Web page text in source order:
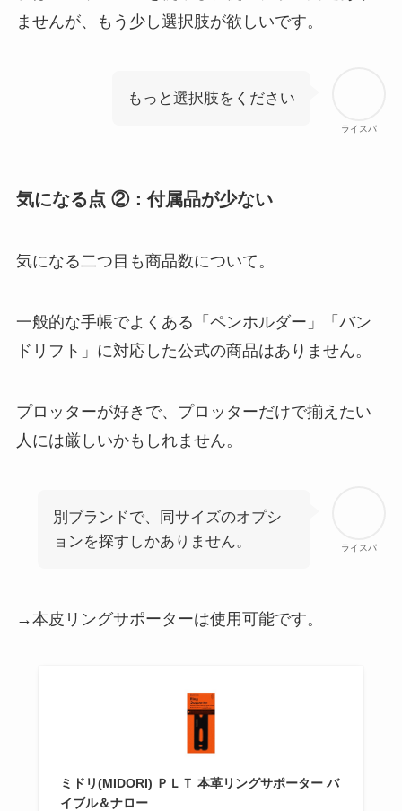
ませんが、もう少し選択肢が欲しいです。
ライスパ
もっと選択肢をください
気になる点 ②：付属品が少ない
気になる二つ目も商品数について。
一般的な手帳でよくある「ペンホルダー」「バン
ドリフト」に対応した公式の商品はありません。
プロッターが好きで、プロッターだけで揃えたい
人には厳しいかもしれません。
ライスパ
別ブランドで、同サイズのオプシ
ョンを探すしかありません。
→本皮リングサポーターは使用可能です。
ミドリ(MIDORI) ＰＬＴ 本革リングサポーター バ
イブル＆ナロー